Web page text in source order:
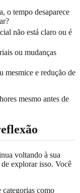
o tempo desaparece
não está claro ou é
ou mudanças
mesmice e redução de
mesmo antes de
voltando à sua
explorar isso. Você
como